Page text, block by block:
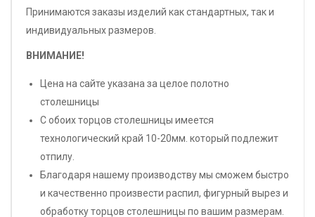
Принимаются заказы изделий как стандартных, так и
индивидуальных размеров.
ВНИМАНИЕ!
Цена на сайте указана за целое полотно
столешницы
С обоих торцов столешницы имеется
технологический край 10-20мм. который подлежит
отпилу.
Благодаря нашему производству мы сможем быстро
и качественно произвести распил, фигурный вырез и
обработку торцов столешницы по вашим размерам.